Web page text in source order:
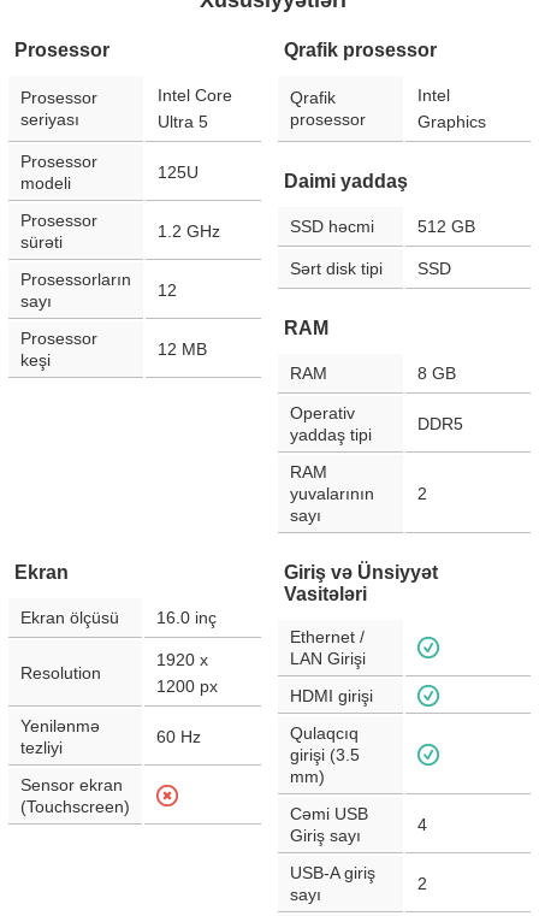
Prosessor
Prosessor
seriyası
Intel Core
Ultra 5
Prosessor
modeli
125U
Prosessor
sürəti
1.2 GHz
Prosessorların
sayı
12
Prosessor
keşi
12 MB
Qrafik prosessor
Qrafik
prosessor
Intel
Graphics
Daimi yaddaş
SSD həcmi 512 GB
Sərt disk tipi SSD
RAM
RAM 8 GB
Operativ
yaddaş tipi
DDR5
RAM
yuvalarının
sayı
2
Ekran
Ekran ölçüsü 16.0 inç
Resolution
1920 x
1200 px
Yenilənmə
tezliyi
60 Hz
Sensor ekran
(Touchscreen)
Giriş və Ünsiyyət
Vasitələri
Ethernet /
LAN Girişi
HDMI girişi
Qulaqcıq
girişi (3.5
mm)
Cəmi USB
Giriş sayı
4
USB-A giriş
sayı
2